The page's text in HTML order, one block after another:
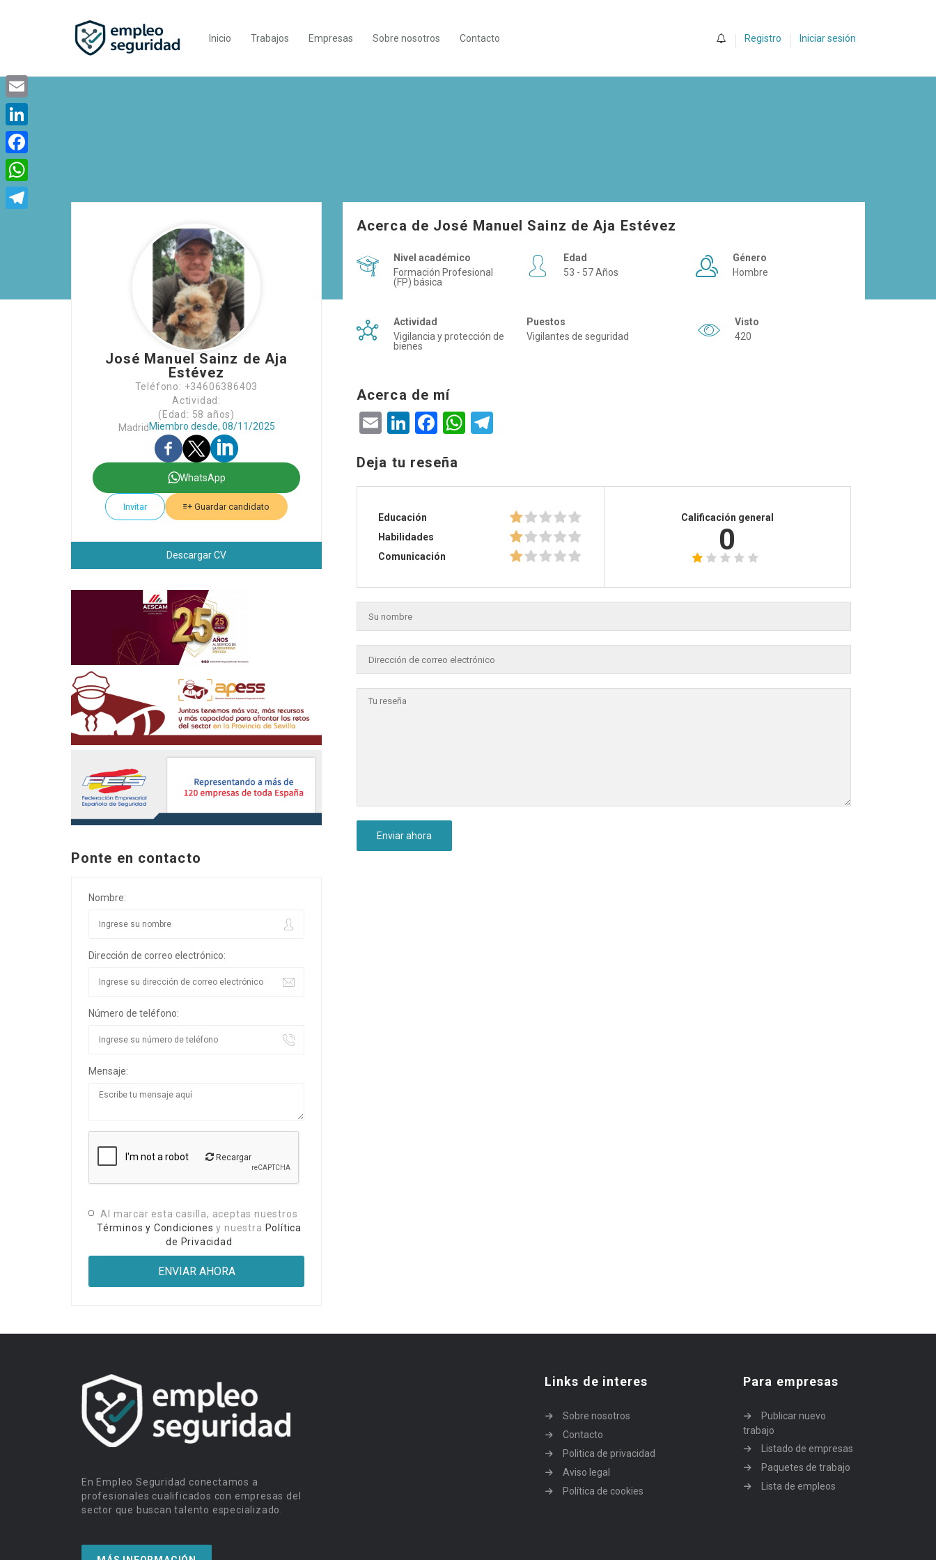
Inicio Trabajos Empresas Sobre nosotros Contacto Registro Iniciar sesión
José Manuel Sainz de Aja
Estévez
Teléfono: +34606386403
Actividad:
(Edad: 58 años)
Madrid Miembro desde, 08/11/2025
WhatsApp
Invitar Guardar candidato
Descargar CV
Ponte en contacto
Nombre:
Dirección de correo electrónico:
Número de teléfono:
Mensaje:
Recargar
Al marcar esta casilla, aceptas nuestros
Términos y Condiciones y nuestra Política
de Privacidad
Acerca de José Manuel Sainz de Aja Estévez
Nivel académico
Formación Profesional
(FP) básica
Edad
53 - 57 Años
Género
Hombre
Actividad
Vigilancia y protección de
bienes
Puestos
Vigilantes de seguridad
Visto
420
Acerca de mí
EmailLinkedIn
Facebook
WhatsApp
Deja tu reseña
Educación
Habilidades
Comunicación
Calificación general
0
En Empleo Seguridad conectamos a
profesionales cualificados con empresas del
sector que buscan talento especializado.
Links de interes
Sobre nosotros
Contacto
Politica de privacidad
Aviso legal
Política de cookies
Para empresas
Publicar nuevo
trabajo
Listado de empresas
Paquetes de trabajo
Lista de empleos
Email
LinkedIn
Facebook
WhatsApp